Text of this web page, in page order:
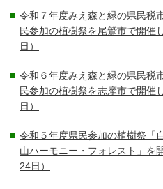
令和７年度みえ森と緑の県民
民参加の植樹祭を尾鷲市で開催
日）
令和６年度みえ森と緑の県民
民参加の植樹祭を志摩市で開催
日）
令和５年度県民参加の植樹祭「
山ハーモニー・フォレスト」を
24日）